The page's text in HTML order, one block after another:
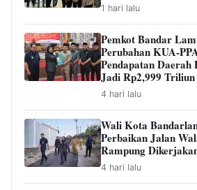
1 hari lalu
Pemkot Bandar
Perubahan KUA-
Pendapatan Daerah
Jadi Rp2,999 Triliun
4 hari lalu
Wali Kota
Perbaikan Jalan
Rampung
4 hari lalu